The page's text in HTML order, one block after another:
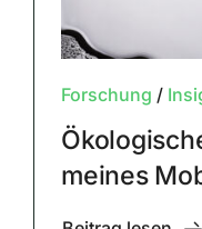
Forschung /
meines